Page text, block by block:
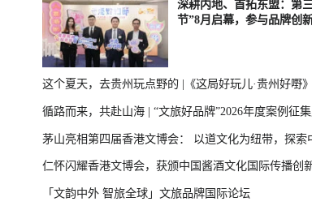
深耕内地、首拓东盟：第
节”8月启幕，参与品牌创
这个夏天，去贵州玩点野的 |《这局好玩儿·贵州好嘢
循路而来，共赴山海 | “文旅好品牌”2026年度案例征
茅山亮相第四届香港文博会： 以道文化为纽带，探索
播新表达
仁怀闪耀香港文博会，获颁中国酱酒文化国际传播创
「文韵中外 智旅全球」文旅品牌国际论坛